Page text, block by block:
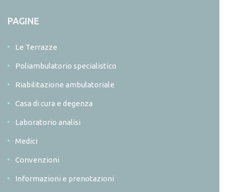
PAGINE
Le Terrazze
Poliambulatorio specialistico
Riabilitazione ambulatoriale
Casa di cura e degenza
Laboratorio analisi
Medici
Convenzioni
Informazioni e prenotazioni